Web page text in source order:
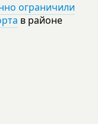
ограничили
в районе